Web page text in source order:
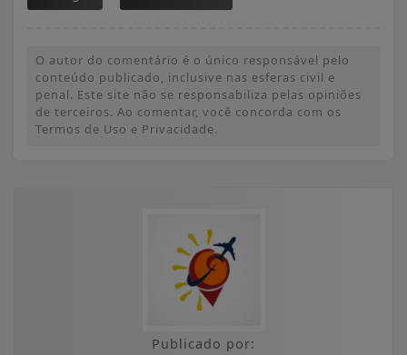
O autor do comentário é o único responsável pelo
conteúdo publicado, inclusive nas esferas civil e
penal. Este site não se responsabiliza pelas opiniões
de terceiros. Ao comentar, você concorda com os
Termos de Uso e Privacidade.
Publicado por: